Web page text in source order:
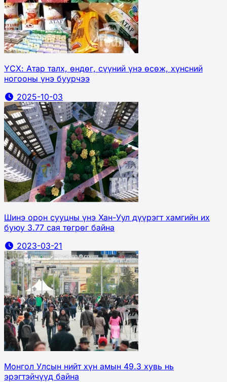
ҮСХ: Атар талх, өндөг, сүүний үнэ өсөж, хүнсний
ногооны үнэ буурчээ
2025-10-03
Шинэ орон сууцны үнэ Хан-Уул дүүрэгт хамгийн их
буюу 3.77 сая төгрөг байна
2023-03-21
Монгол Улсын нийт хүн амын 49.3 хувь нь
эрэгтэйчүүд байна